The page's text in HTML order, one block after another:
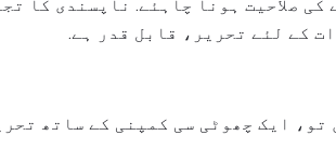
صلاحیت ہونا چاہئے. ناپسندی کا
کے لئے تحریر، قابل قدر ہے.
تو، ایک چھوٹی سی کمپنی کے ساتھ